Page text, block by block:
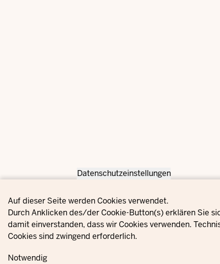
Privacy settings
Datenschutzeinstellungen
Auf dieser Seite werden Cookies verwendet.
Durch Anklicken des/der Cookie-Button(s) erklären Sie
damit einverstanden, dass wir Cookies verwenden.
Cookies sind zwingend erforderlich.
Notwendig